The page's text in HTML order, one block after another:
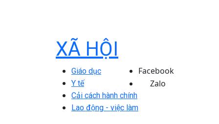
XÃ HỘI
Giáo dục
Y tế
Cải cách hành chính
Lao động - việc làm
Facebook
Zalo